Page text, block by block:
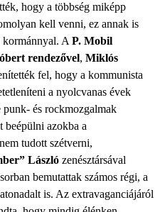
hogy a többség miképp
kell venni, ez annak is
kormánnyal. A P. Mobil
rendezővel, Miklós
fel, hogy a kommunista
a nyolcvanas évek
és rockmozgalmak
beépülni azokba a
tudott szétverni,
László zenésztársával
bemutattak számos régi, a
is. Az extravaganciájáról